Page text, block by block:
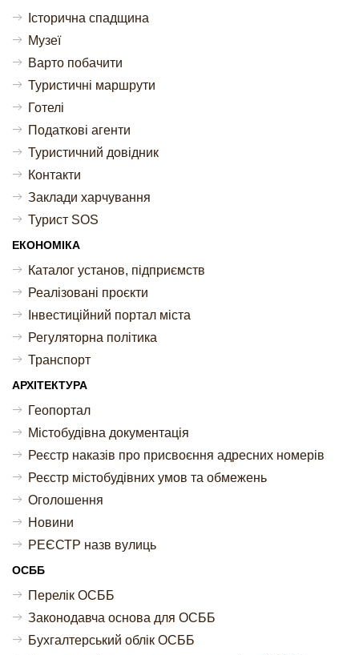
Історична спадщина
Музеї
Варто побачити
Туристичні маршрути
Готелі
Податкові агенти
Туристичний довідник
Контакти
Заклади харчування
Турист SOS
ЕКОНОМІКА
Каталог установ, підприємств
Реалізовані проєкти
Інвестиційний портал міста
Регуляторна політика
Транспорт
АРХІТЕКТУРА
Геопортал
Містобудівна документація
Реєстр наказів про присвоєння адресних номерів
Реєстр містобудівних умов та обмежень
Оголошення
Новини
РЕЄСТР назв вулиць
ОСББ
Перелік ОСББ
Законодавча основа для ОСББ
Бухгалтерський облік ОСББ